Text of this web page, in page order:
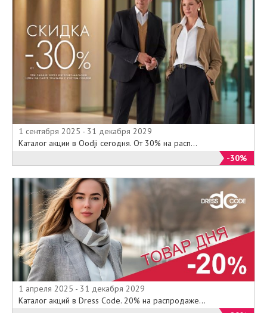
1 сентября 2025 - 31 декабря 2029
Каталог акции в Oodji сегодня. От 30% на расп...
-30%
1 апреля 2025 - 31 декабря 2029
Каталог акций в Dress Code. 20% на распродаже...